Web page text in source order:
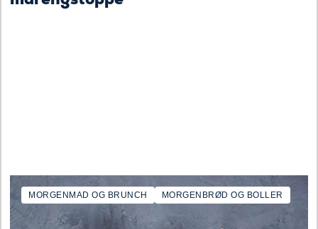
MORGENMAD OG BRUNCH MORGENBRØD OG BOLLER